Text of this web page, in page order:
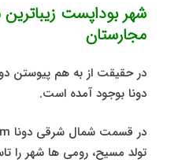
شهر بوداپست
مجارستان
در حقیقت از به هم پیوستن
دونا بوجود آمده است.
تولد مسیح، رومی ها شهر را